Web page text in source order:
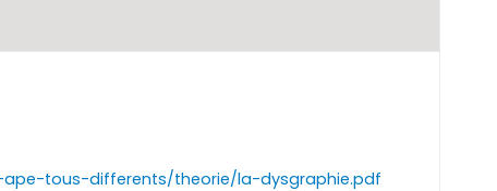
tous-differents/theorie/la-dysgraphie.pdf